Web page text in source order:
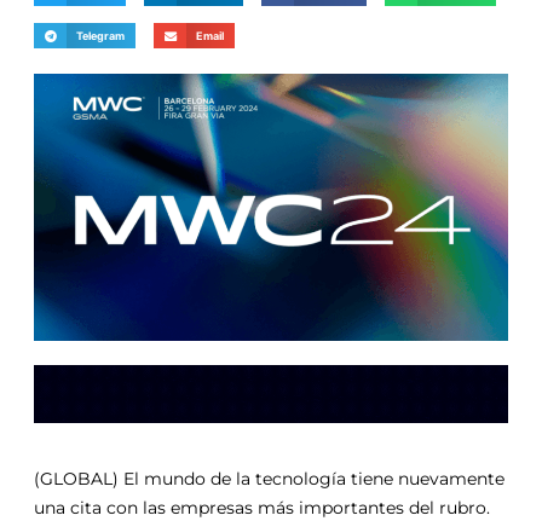
Telegram Email
(GLOBAL) El mundo de la tecnología tiene nuevamente
una cita con las empresas más importantes del rubro.